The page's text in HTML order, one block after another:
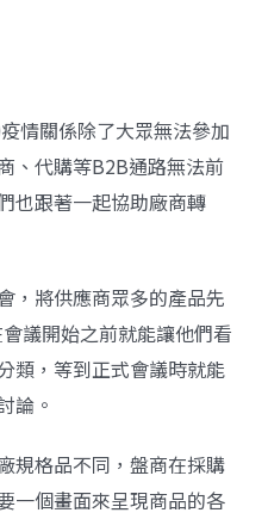
情關係除了大眾無法參加
、代購等B2B通路無法前
也跟著一起協助廠商轉
，將供應商眾多的產品先
議開始之前就能讓他們看
類，等到正式會議時就能
論。
規格品不同，盤商在採購
一個畫面來呈現商品的各